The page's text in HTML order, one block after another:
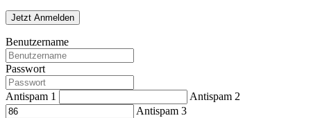
Benutzername
Passwort
Antispam 1
Antispam 2
Antispam 3